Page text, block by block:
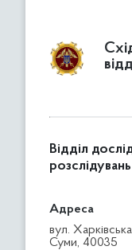
Відділ
Адреса
вул.
Суми, 40035